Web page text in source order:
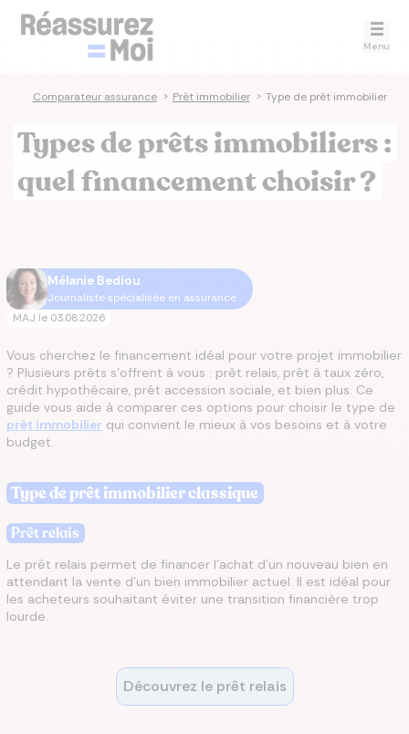
Menu
Comparateur assurance > Prêt immobilier > Type de prêt immobilier
Types de prêts immobiliers :
quel financement choisir ?
Mélanie Bediou
Journaliste spécialisée en assurance
MAJ le 03.08.2026
Vous cherchez le financement idéal pour votre projet immobilier
? Plusieurs prêts s’offrent à vous : prêt relais, prêt à taux zéro,
crédit hypothécaire, prêt accession sociale, et bien plus. Ce
guide vous aide à comparer ces options pour choisir le type de
prêt immobilier qui convient le mieux à vos besoins et à votre
budget.
Type de prêt immobilier classique
Prêt relais
Le prêt relais permet de financer l'achat d'un nouveau bien en
attendant la vente d’un bien immobilier actuel. Il est idéal pour
les acheteurs souhaitant éviter une transition financière trop
lourde.
Découvrez le prêt relais